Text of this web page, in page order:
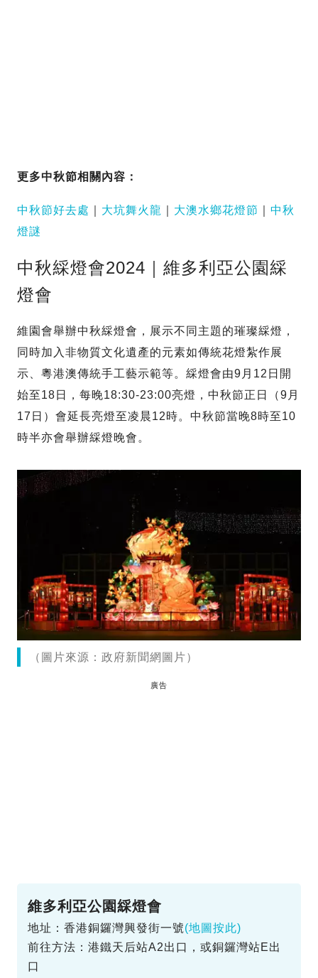
更多中秋節相關內容：
中秋節好去處 大坑舞火龍 大澳水鄉花燈節
中秋
燈謎
中秋綵燈會2024｜維多利亞公園綵
燈會
維園會舉辦中秋綵燈會，展示不同主題的璀璨綵燈，
同時加入非物質文化遺產的元素如傳統花燈紮作展
示、粵港澳傳統手工藝示範等。綵燈會由9月12日開
始至18日，每晚18:30-23:00亮燈，中秋節正日（9月
17日）會延長亮燈至凌晨12時。中秋節當晚8時至10
時半亦會舉辦綵燈晚會。
（圖片來源：政府新聞網圖片）
廣告
維多利亞公園綵燈會
地址：香港銅鑼灣興發街一號(地圖按此)
前往方法：港鐵天后站A2出口，或銅鑼灣站E出
口